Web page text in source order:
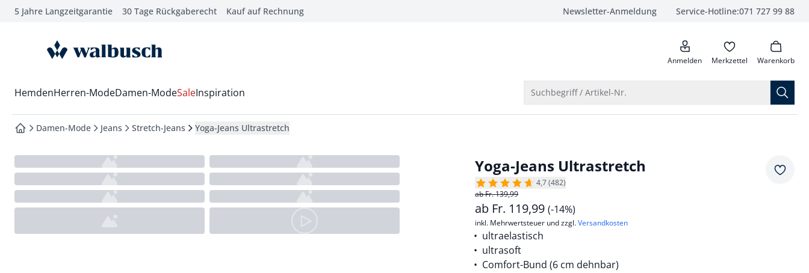
springen
springen
springen
5 Jahre Langzeitgarantie 30 Tage Rückgaberecht Kauf auf Rechnung Newsletter-Anmeldung Service-Hotline:071 727 99 88
anrufen
zur Startseite Anmelden Merkzettel Warenkorb
Wechsel in das Menü mit Pfeil-Runter Taste
HemdenHerren-ModeDamen-ModeSaleInspiration Suchbegriff / Artikel-Nr.
zur Startseite
Damen-Mode Jeans Stretch-Jeans Yoga-Jeans Ultrastretch
Yoga-Jeans Ultrastretch
4,7 (482)
ab Fr. 139,99
ab Fr. 119,99(-14%)
inkl. Mehrwertsteuer und zzgl.Versandkosten
ultraelastisch
ultrasoft
Comfort-Bund (6 cm dehnbar)